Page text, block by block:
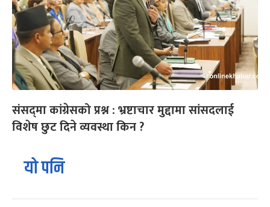
संसद्‌मा कांग्रेसको प्रश्न : भ्रष्टाचार मुद्दामा सांसदलाई
विशेष छुट दिने व्यवस्था किन ?
यो पनि